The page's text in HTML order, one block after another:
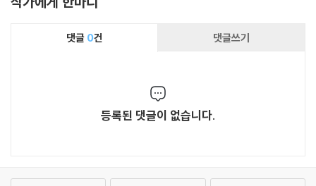
댓글 0건 댓글쓰기
등록된 댓글이 없습니다.